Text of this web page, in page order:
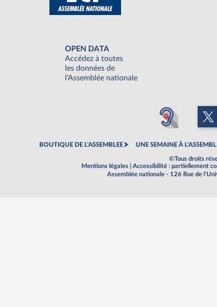
OPEN DATA
Accédez à toutes
les données de
l'Assemblée nationale
BOUTIQUE DE L'ASSEMBLEE UNE SEMAINE À
©Tous droits
Mentions légales
Accessibilité : partiellement
Assemblée nationale - 126 Rue de